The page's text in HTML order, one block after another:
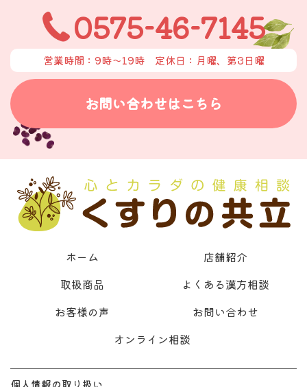
0575-46-7145
営業時間：9時〜19時 定休日：月曜、第3日曜
お問い合わせはこちら
ホーム
店舗紹介
取扱商品
よくある漢方相談
お客様の声
お問い合わせ
オンライン相談
個人情報の取り扱い